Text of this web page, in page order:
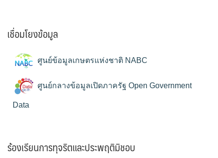
เชื่อมโยงข้อมูล
ศูนย์ข้อมูลเกษตรแห่งชาติ NABC
ศูนย์กลางข้อมูลเปิดภาครัฐ Open Government
Data
ร้องเรียนการทุจริตและประพฤติมิชอบ